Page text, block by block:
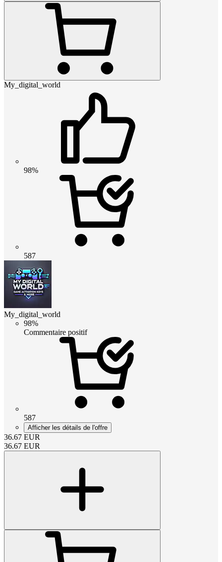
My_digital_world
98%
587
My_digital_world
98%
Commentaire positif
587
Afficher les détails de l'offre
36.67 EUR
36.67 EUR